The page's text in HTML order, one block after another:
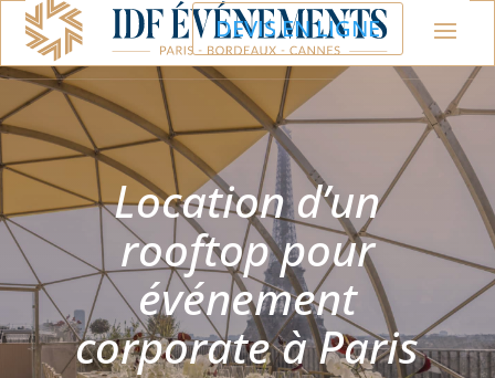
DEVIS EN LIGNE
Location d’un
rooftop pour
événement
corporate à Paris